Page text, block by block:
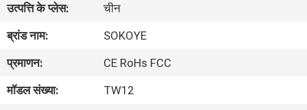
हमारे
बारे
उत्पत्ति के प्लेस:
चीन
ब्रांड नाम:
SOKOYE
प्रमाणन:
CE RoHs FCC
मॉडल संख्या:
TW12